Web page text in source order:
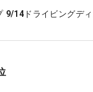
9/14 ドライビングデ